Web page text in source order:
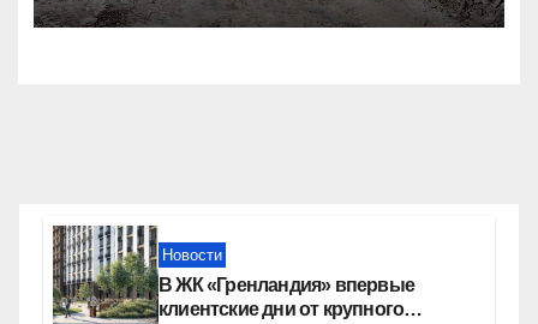
Новости
В ЖК «Гренландия» впервые
клиентские дни от крупного